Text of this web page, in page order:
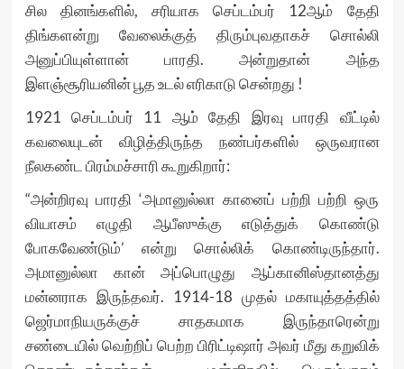
சில தினங்களில், சரியாக செப்டம்பர் 12ஆம் தேதி
திங்களன்று வேலைக்குத் திரும்புவதாகச் சொல்லி
அனுப்பியுள்ளான் பாரதி. அன்றுதான் அந்த
இளஞ்சூரியனின் பூத உடல் எரிகாடு சென்றது !
1921 செப்டம்பர் 11 ஆம் தேதி இரவு பாரதி வீட்டில்
கவலையுடன் விழித்திருந்த நண்பர்களில் ஒருவரான
நீலகண்ட பிரம்மச்சாரி கூறுகிறார்:
“அன்றிரவு பாரதி ‘அமானுல்லா கானைப் பற்றி பற்றி ஒரு
வியாசம் எழுதி ஆபீஸுக்கு எடுத்துக் கொண்டு
போகவேண்டும்’ என்று சொல்லிக் கொண்டிருந்தார்.
அமானுல்லா கான் அப்பொழுது ஆப்கானிஸ்தானத்து
மன்னராக இருந்தவர். 1914-18 முதல் மகாயுத்தத்தில்
ஜெர்மாநியருக்குச் சாதகமாக இருந்தாரென்று
சண்டையில் வெற்றிப் பெற்ற பிரிட்டிஷார் அவர் மீது கறுவிக்